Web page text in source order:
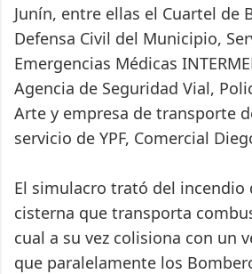
Junín, entre ellas el Cuartel de
Defensa Civil del Municipio,
Emergencias Médicas
Agencia de Seguridad Vial,
Arte y empresa de transporte
servicio de YPF, Comercial
El simulacro trató del incendio
cisterna que transporta
cual a su vez colisiona con un
que paralelamente los